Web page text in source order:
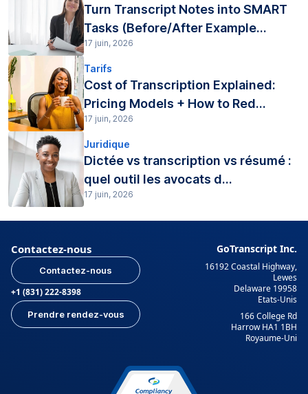
Turn Transcript Notes into SMART
Tasks (Before/After Example...
17 juin, 2026
Tarifs
Cost of Transcription Explained:
Pricing Models + How to Red...
17 juin, 2026
Juridique
Dictée vs transcription vs résumé :
quel outil les avocats d...
17 juin, 2026
Contactez-nous
Contactez-nous
+1 (831) 222-8398
Prendre rendez-vous
GoTranscript Inc.
16192 Coastal Highway,
Lewes
Delaware 19958
Etats-Unis
166 College Rd
Harrow HA1 1BH
Royaume-Uni